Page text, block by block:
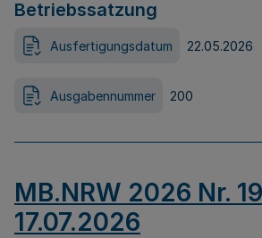
Betriebssatzung
Ausfertigungsdatum 22.05.2026
Ausgabennummer 200
MB.NRW 2026 Nr.
17.07.2026